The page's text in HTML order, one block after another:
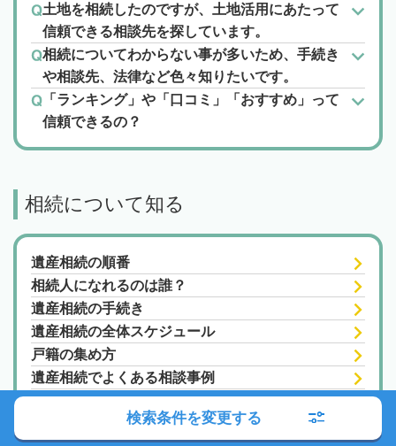
土地を相続したのですが、土地活用にあたって
信頼できる相談先を探しています。
相続についてわからない事が多いため、手続き
や相談先、法律など色々知りたいです。
「ランキング」や「口コミ」「おすすめ」って
信頼できるの？
相続について知る
遺産相続の順番
相続人になれるのは誰？
遺産相続の手続き
遺産相続の全体スケジュール
戸籍の集め方
遺産相続でよくある相談事例
借地権の相続
検索条件を変更する